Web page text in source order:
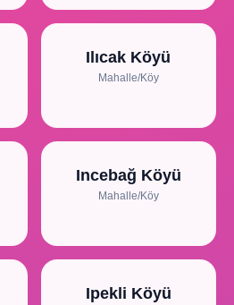
Ilıcak Köyü
Mahalle/Köy
Incebağ Köyü
Mahalle/Köy
Ipekli Köyü